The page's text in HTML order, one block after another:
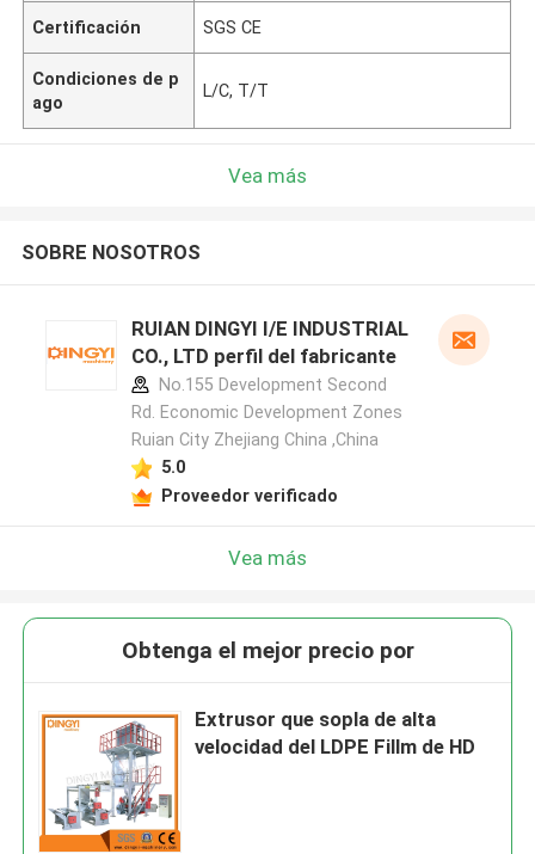
Certificación SGS CE
Condiciones de p
ago
L/C, T/T
Vea más
SOBRE NOSOTROS
RUIAN DINGYI I/E INDUSTRIAL
CO., LTD perfil del fabricante
No.155 Development Second
Rd. Economic Development Zones
Ruian City Zhejiang China ,China
5.0
Proveedor verificado
Vea más
Obtenga el mejor precio por
Extrusor que sopla de alta
velocidad del LDPE Fillm de HD